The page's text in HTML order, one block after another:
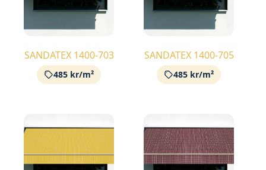
SANDATEX 1400-703
485 kr/m²
SANDATEX 1400-705
485 kr/m²